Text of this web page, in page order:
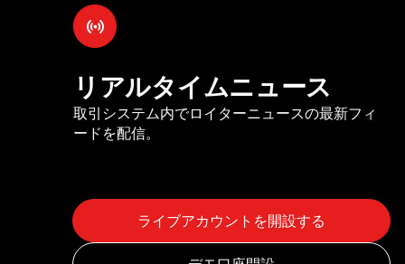
リアルタイムニュース
取引システム内でロイターニュースの最新フィ
ードを配信。